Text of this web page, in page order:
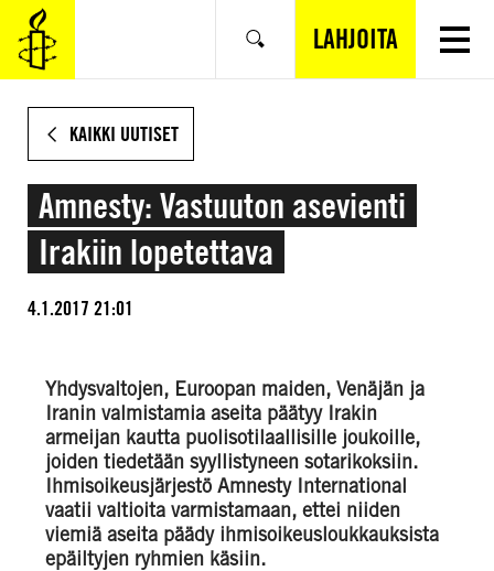
SIIRRY
VARSINAISEEN
SISÄLTÖÖN
Hae LAHJOITA
KAIKKI UUTISET
Amnesty: Vastuuton asevienti
Irakiin lopetettava
4.1.2017 21:01
Yhdysvaltojen, Euroopan maiden, Venäjän ja
Iranin valmistamia aseita päätyy Irakin
armeijan kautta puolisotilaallisille joukoille,
joiden tiedetään syyllistyneen sotarikoksiin.
Ihmisoikeusjärjestö Amnesty International
vaatii valtioita varmistamaan, ettei niiden
viemiä aseita päädy ihmisoikeusloukkauksista
epäiltyjen ryhmien käsiin.